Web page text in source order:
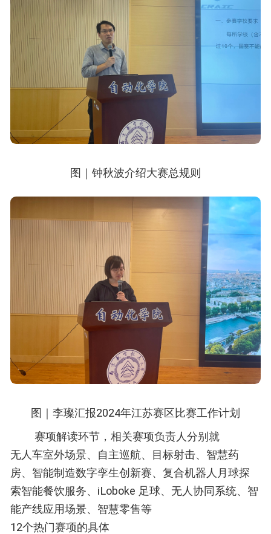
图｜ 钟秋波介绍大赛总规则
图｜ 李璨汇报2024年江苏赛区比赛工作计划
赛项解读环节，相关赛项负责人分别就
无人车室外场景、自主巡航、目标射击、智慧药
房、智能制造数字孪生创新赛、复合机器人月球探
索智能餐饮服务、iLoboke 足球、无人协同系统、智
能产线应用场景、智慧零售等
12个热门赛项的具体